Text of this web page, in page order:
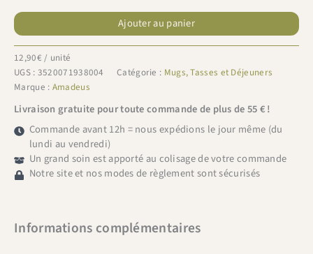
quantité
de
Amadeus
tasse
à
thé
Charlie
Ajouter au panier
12,90€ / unité
UGS : 3520071938004 Catégorie : Mugs, Tasses et Déjeuners
Marque : Amadeus
Livraison gratuite pour toute commande de plus de 55 € !
Commande avant 12h = nous expédions le jour même (du
lundi au vendredi)
Un grand soin est apporté au colisage de votre commande
Notre site et nos modes de règlement sont sécurisés
Informations complémentaires